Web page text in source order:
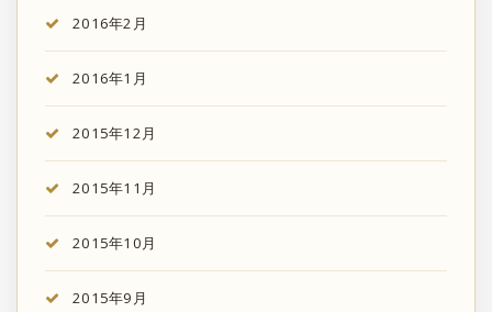
2016年2月
2016年1月
2015年12月
2015年11月
2015年10月
2015年9月